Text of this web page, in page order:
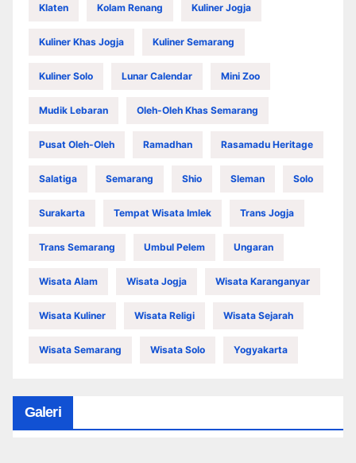
Klaten Kolam Renang Kuliner Jogja
Kuliner Khas Jogja Kuliner Semarang
Kuliner Solo Lunar Calendar Mini Zoo
Mudik Lebaran Oleh-Oleh Khas Semarang
Pusat Oleh-Oleh Ramadhan Rasamadu Heritage
Salatiga Semarang Shio Sleman Solo
Surakarta Tempat Wisata Imlek Trans Jogja
Trans Semarang Umbul Pelem Ungaran
Wisata Alam Wisata Jogja Wisata Karanganyar
Wisata Kuliner Wisata Religi Wisata Sejarah
Wisata Semarang Wisata Solo Yogyakarta
Galeri